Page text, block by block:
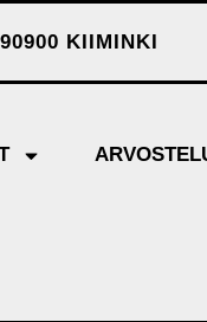
KIIMINKI